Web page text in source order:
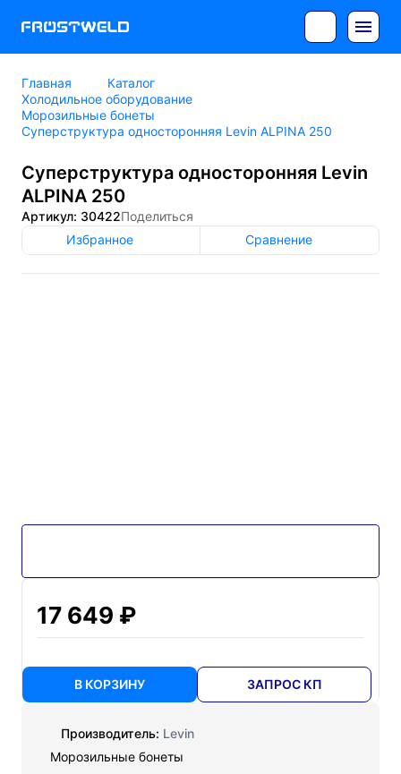
Главная
Каталог
Холодильное оборудование
Морозильные бонеты
Суперструктура односторонняя Levin ALPINA 250
Суперструктура односторонняя Levin
ALPINA 250
Артикул: 30422Поделиться
Избранное
Сравнение
17 649 ₽
В КОРЗИНУ ЗАПРОС КП
Производитель: Levin
Морозильные бонеты